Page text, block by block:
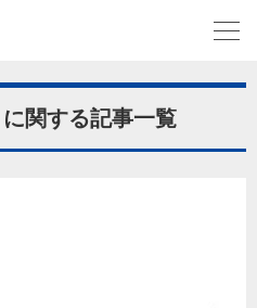
に関する記事一覧